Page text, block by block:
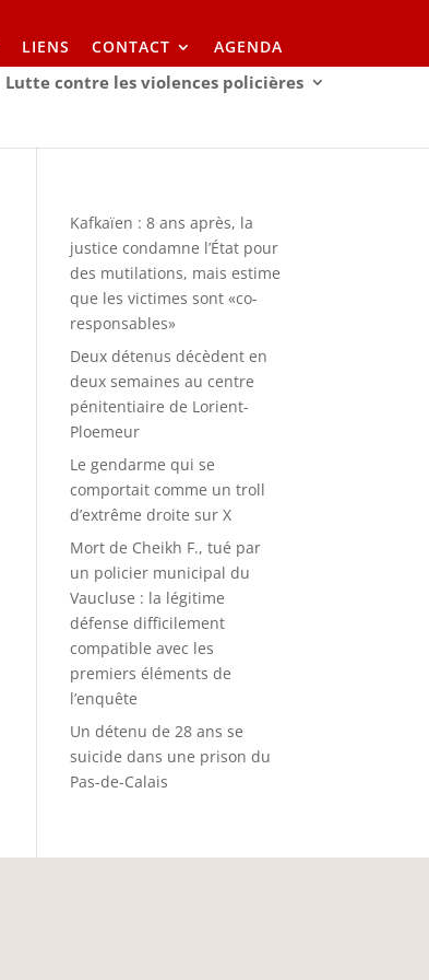
LIENS CONTACT AGENDA
Lutte contre les violences policières
Kafkaïen : 8 ans après, la
justice condamne l’État pour
des mutilations, mais estime
que les victimes sont «co-
responsables»
Deux détenus décèdent en
deux semaines au centre
pénitentiaire de Lorient-
Ploemeur
Le gendarme qui se
comportait comme un troll
d’extrême droite sur X
Mort de Cheikh F., tué par
un policier municipal du
Vaucluse : la légitime
défense difficilement
compatible avec les
premiers éléments de
l’enquête
Un détenu de 28 ans se
suicide dans une prison du
Pas-de-Calais